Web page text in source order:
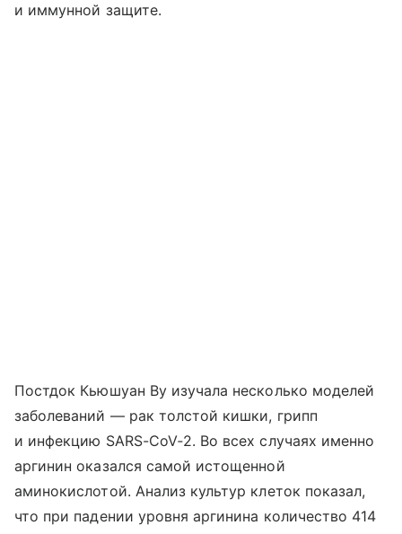
и иммунной защите.
Постдок Кьюшуан Ву изучала несколько моделей
заболеваний — рак толстой кишки, грипп
и инфекцию SARS-CoV‑2. Во всех случаях именно
аргинин оказался самой истощенной
аминокислотой. Анализ культур клеток показал,
что при падении уровня аргинина количество 414